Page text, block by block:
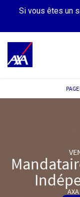
Si vous êtes un
MES